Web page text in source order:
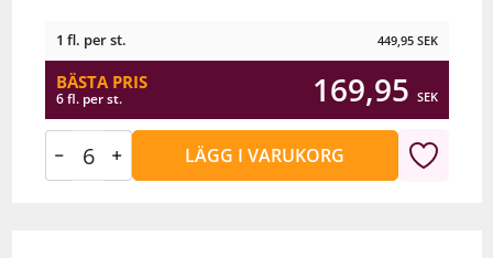
1 fl. per st. 449,95 SEK
BÄSTA PRIS
6 fl. per st. 169,95 SEK
LÄGG I VARUKORG